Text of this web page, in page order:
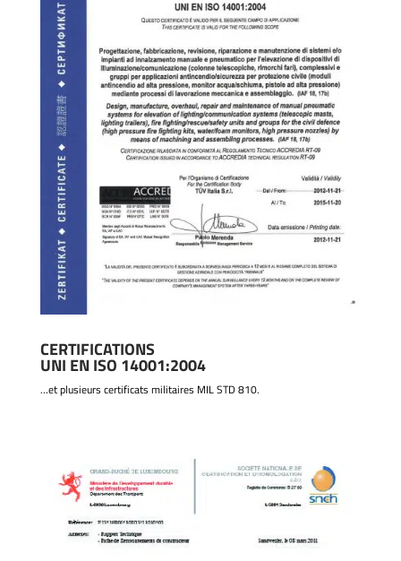
CERTIFICATIONS
UNI EN ISO 14001:2004
…et plusieurs certificats militaires MIL STD 810.